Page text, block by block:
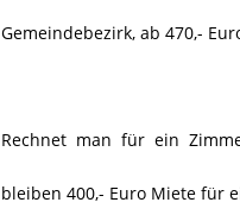
Gemeindebezirk, ab 470,-
Rechnet man für ein
bleiben 400,- Euro Miete für